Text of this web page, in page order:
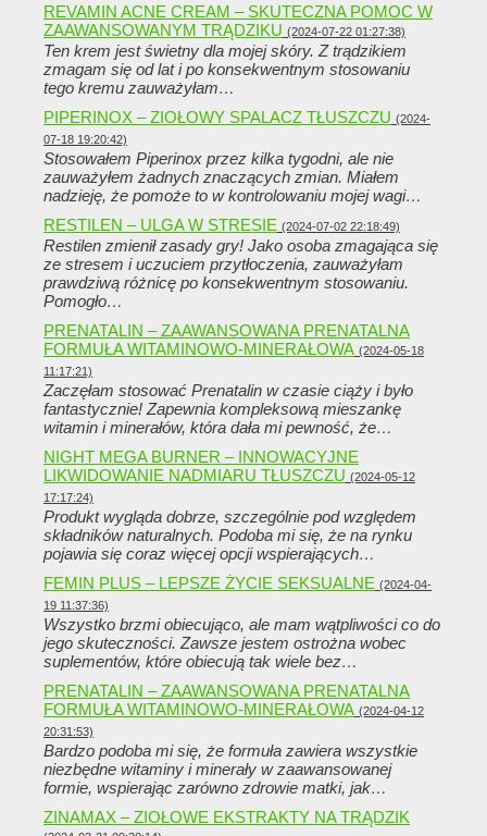
REVAMIN ACNE CREAM – SKUTECZNA POMOC W
ZAAWANSOWANYM TRĄDZIKU (2024-07-22 01:27:38)
Ten krem ​​jest świetny dla mojej skóry. Z trądzikiem
zmagam się od lat i po konsekwentnym stosowaniu
tego kremu zauważyłam…
PIPERINOX – ZIOŁOWY SPALACZ TŁUSZCZU (2024-
07-18 19:20:42)
Stosowałem Piperinox przez kilka tygodni, ale nie
zauważyłem żadnych znaczących zmian. Miałem
nadzieję, że pomoże to w kontrolowaniu mojej wagi…
RESTILEN – ULGA W STRESIE (2024-07-02 22:18:49)
Restilen zmienił zasady gry! Jako osoba zmagająca się
ze stresem i uczuciem przytłoczenia, zauważyłam
prawdziwą różnicę po konsekwentnym stosowaniu.
Pomogło…
PRENATALIN – ZAAWANSOWANA PRENATALNA
FORMUŁA WITAMINOWO-MINERAŁOWA (2024-05-18
11:17:21)
Zaczęłam stosować Prenatalin w czasie ciąży i było
fantastycznie! Zapewnia kompleksową mieszankę
witamin i minerałów, która dała mi pewność, że…
NIGHT MEGA BURNER – INNOWACYJNE
LIKWIDOWANIE NADMIARU TŁUSZCZU (2024-05-12
17:17:24)
Produkt wygląda dobrze, szczególnie pod względem
składników naturalnych. Podoba mi się, że na rynku
pojawia się coraz więcej opcji wspierających…
FEMIN PLUS – LEPSZE ŻYCIE SEKSUALNE (2024-04-
19 11:37:36)
Wszystko brzmi obiecująco, ale mam wątpliwości co do
jego skuteczności. Zawsze jestem ostrożna wobec
suplementów, które obiecują tak wiele bez…
PRENATALIN – ZAAWANSOWANA PRENATALNA
FORMUŁA WITAMINOWO-MINERAŁOWA (2024-04-12
20:31:53)
Bardzo podoba mi się, że formuła zawiera wszystkie
niezbędne witaminy i minerały w zaawansowanej
formie, wspierając zarówno zdrowie matki, jak…
ZINAMAX – ZIOŁOWE EKSTRAKTY NA TRĄDZIK